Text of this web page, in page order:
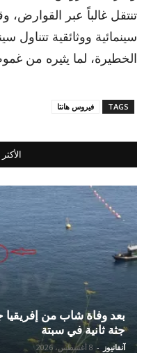
تنتقل غالباً عبر
سينمائية ووثائقية تتناول
الخطيرة، لما يثيره من
TAGS فيروس هانتا
بعد وفاة شاب من
جثة ثانية في سبتة
آنفانيوز - 8 أغسطس، 2026